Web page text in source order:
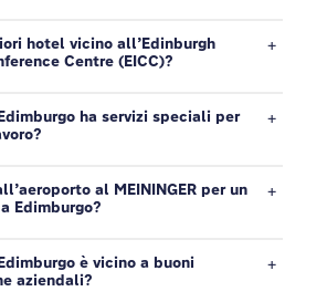
hotel vicino all’Edinburgh
Centre (EICC)?
ha servizi speciali per
al MEININGER per un
Edimburgo?
è vicino a buoni
aziendali?